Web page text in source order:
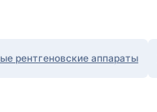
рентгеновские аппараты